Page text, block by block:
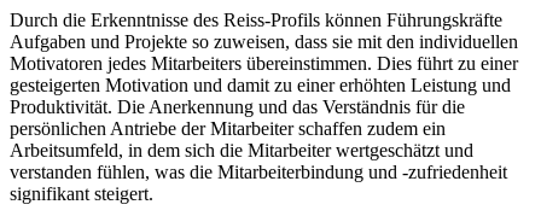
Durch die Erkenntnisse des Reiss-Profils können Führungskräfte
Aufgaben und Projekte so zuweisen, dass sie mit den individuellen
Motivatoren jedes Mitarbeiters übereinstimmen. Dies führt zu einer
gesteigerten Motivation und damit zu einer erhöhten Leistung und
Produktivität. Die Anerkennung und das Verständnis für die
persönlichen Antriebe der Mitarbeiter schaffen zudem ein
Arbeitsumfeld, in dem sich die Mitarbeiter wertgeschätzt und
verstanden fühlen, was die Mitarbeiterbindung und -zufriedenheit
signifikant steigert.